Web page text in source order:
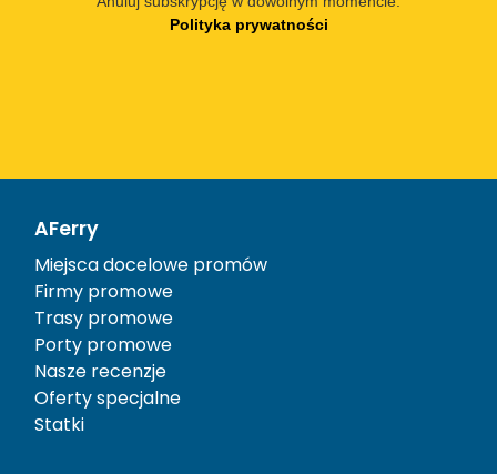
Polityka prywatności
AFerry
Miejsca docelowe promów
Firmy promowe
Trasy promowe
Porty promowe
Nasze recenzje
Oferty specjalne
Statki